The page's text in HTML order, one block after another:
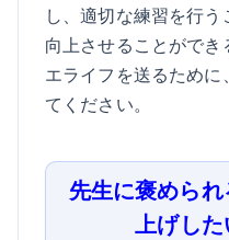
し、適切な練習を行
向上させることがで
エライフを送るため
てください。
先生に褒めら
上げし